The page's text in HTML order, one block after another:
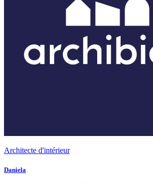
Architecte d'intérieur
Daniela